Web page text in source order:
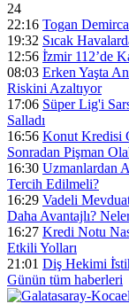
24
22:16 Togan
19:32 Sıcak
12:56 İ̇zmir 112’de
08:03 Erken Yaşta
Riskini Azaltıyor
17:06 Süper Lig'i
Salladı
16:56 Konut Kredisi
Sonradan Pişman
16:30 Uzmanlardan
Tercih Edilmeli?
16:29 Vadeli
Daha Avantajlı?
16:27 Kredi Notu
Etkili Yolları
21:01 Diş Hekimi
Günün tüm haberleri